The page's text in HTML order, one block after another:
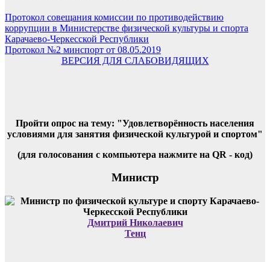
Протокол совещания комиссии по противодействию
коррупции в Министерстве физической культуры и спорта
Карачаево-Черкесской Республики
Протокол №2 минспорт от 08.05.2019
ВЕРСИЯ ДЛЯ СЛАБОВИДЯЩИХ
Пройти опрос на тему: "Удовлетворённость населения
условиями для занятия физической культурой и спортом"
(для голосования с компьютера нажмите на QR - код)
Министр
Дмитрий Николаевич
Тенц